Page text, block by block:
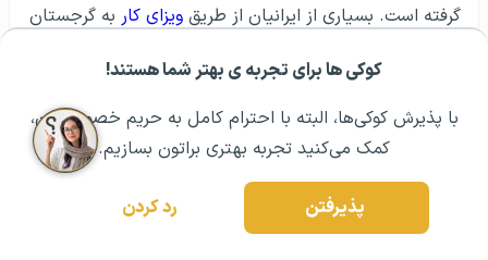
کوکی ها برای تجربه ی بهتر شما هستند!
با پذیرش کوکی‌ها، البته با احترام کامل به حریم خصوصیتون،
کمک می‌کنید تجربه بهتری براتون بسازیم.
پذیرفتن رد کردن
مشــاوره اولیه رایگان: ۰۲۱ ۴۳۰۰۰ ۰۲۱ رزرو مشاوره تخصصی
مهاجرت می‌کنند اما باید به خاطر داشته باشید که برای سفر
تا فرصت‌های شغلی شما محدود نشود.
مدارک مورد نیاز اخذ اقامت گرجستان از نوع دائم